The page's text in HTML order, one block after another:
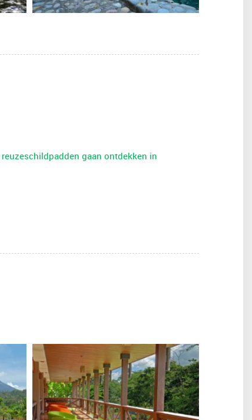
reuzeschildpadden gaan ontdekken in